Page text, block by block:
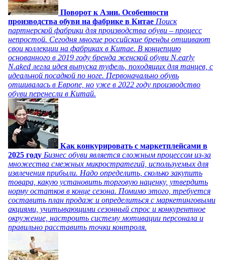
Поворот к Азии. Особенности
производства обуви на фабрике в Китае Поиск
партнерской фабрики для производства обуви – процесс
непростой. Сегодня многие российские бренды отшивают
свои коллекции на фабриках в Китае. В концепцию
основанного в 2019 году бренда женской обуви N.early
N.aked легла идея выпуска туфель, походящих для танцев, с
идеальной посадкой по ноге. Первоначально обувь
отшивалась в Европе, но уже в 2022 году производство
обуви перенесли в Китай.
Как конкурировать с маркетплейсами в
2025 году Бизнес обуви является сложным процессом из-за
множества смежных микростратегий, используемых для
извлечения прибыли. Надо определить, сколько закупить
товара, какую установить торговую наценку, утвердить
норму остатков в конце сезона. Помимо этого, требуется
составить план продаж и определиться с маркетинговыми
акциями, учитывающими сезонный спрос и конкурентное
окружение, настроить систему мотивации персонала и
правильно расставить точки контроля.